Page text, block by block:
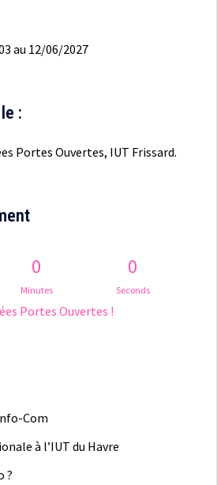
au 12/06/2027
:
Portes Ouvertes, IUT Frissard.
0
Minutes
0
Seconds
Portes Ouvertes !
Com
à l’IUT du Havre
?